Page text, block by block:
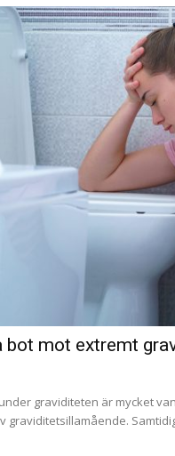
bot mot extremt
graviditeten är mycket
graviditetsillamående.